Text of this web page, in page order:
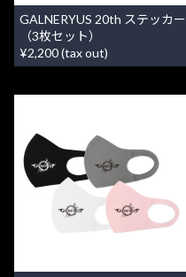
GALNERYUS 20th ステッカー
（3枚セット）
¥2,200 (tax out)